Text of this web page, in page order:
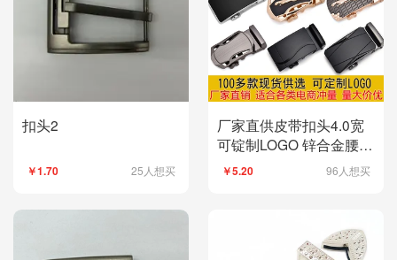
扣头2
￥1.70 25人想买
厂家直供皮带扣头4.0宽
可锭制LOGO 锌合金腰带
头弹簧扣自动扣扣头
￥5.20 96人想买